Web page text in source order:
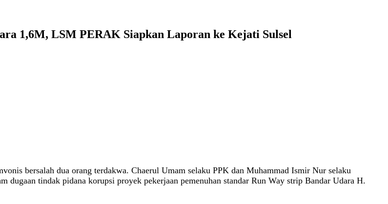
1,6M, LSM PERAK Siapkan Laporan ke Kejati Sulsel
bersalah dua orang terdakwa. Chaerul Umam selaku PPK dan Muhammad Ismir Nur selaku
tindak pidana korupsi proyek pekerjaan pemenuhan standar Run Way strip Bandar Udara H.